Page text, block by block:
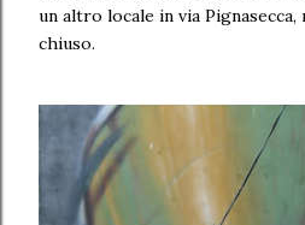
un altro locale in via
chiuso.